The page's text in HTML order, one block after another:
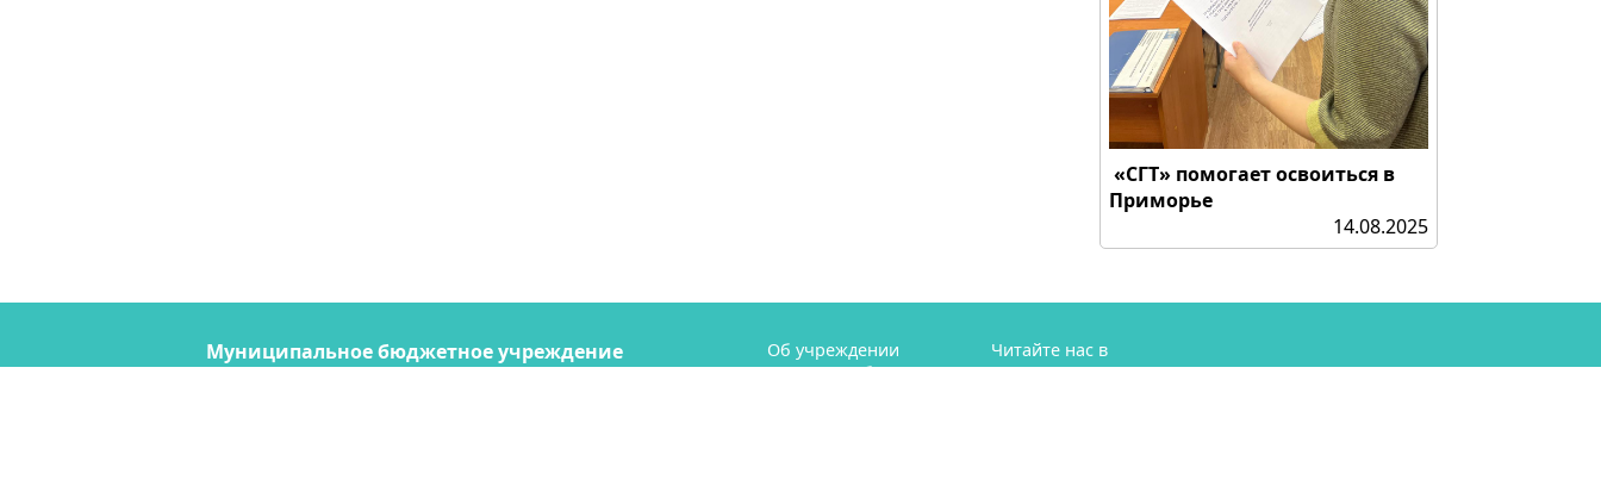
«СГТ» помогает освоиться в
Приморье
14.08.2025
Муниципальное бюджетное учреждение
Об учреждении
Пресс-служба
Читайте нас в
телеграме